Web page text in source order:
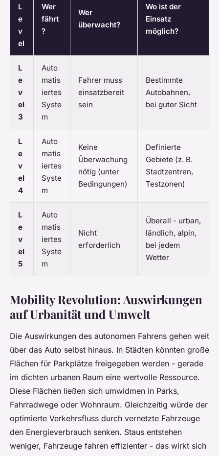
L
e
v
el
Wer
fährt
?
Wer
überwacht?
Wo ist der
Einsatz
möglich?
L
e
v
el
3
Auto
matis
iertes
Syste
m
Fahrer muss
einsatzbereit
sein
Bestimmte
Autobahnen,
bei guter Sicht
L
e
v
el
4
Auto
matis
iertes
Syste
m
Keine
Überwachung
nötig (unter
Bedingungen)
Definierte
Gebiete (z. B.
Stadtzentren,
Testzonen)
L
e
v
el
5
Auto
matis
iertes
Syste
m
Nicht
erforderlich
Überall - urban,
ländlich, alpin,
bei jedem
Wetter
Mobility Revolution: Auswirkungen
auf Urbanität und Umwelt
Die Auswirkungen des autonomen Fahrens gehen weit
über das Auto selbst hinaus. In Städten könnten große
Flächen für Parkplätze freigegeben werden - gerade
im dichten urbanen Raum eine wertvolle Ressource.
Diese Flächen ließen sich umwidmen in Parks,
Fahrradwege oder Wohnraum. Gleichzeitig würde der
optimierte Verkehrsfluss durch vernetzte Fahrzeuge
den Energieverbrauch senken. Staus entstehen
weniger, Fahrzeuge fahren effizienter - das wirkt sich